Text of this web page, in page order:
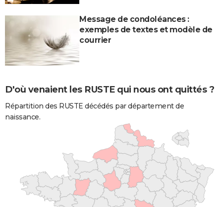
Message de condoléances :
exemples de textes et modèle de
courrier
D'où venaient les RUSTE qui nous ont quittés ?
Répartition des RUSTE décédés par département de
naissance.